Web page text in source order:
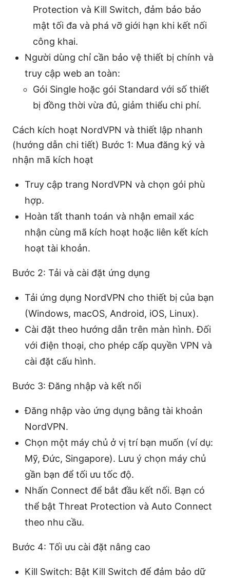
Protection và Kill Switch, đảm bảo bảo
mật tối đa và phá vỡ giới hạn khi kết nối
công khai.
Người dùng chỉ cần bảo vệ thiết bị chính và
truy cập web an toàn:
Gói Single hoặc gói Standard với số thiết
bị đồng thời vừa đủ, giảm thiểu chi phí.
Cách kích hoạt NordVPN và thiết lập nhanh
(hướng dẫn chi tiết) Bước 1: Mua đăng ký và
nhận mã kích hoạt
Truy cập trang NordVPN và chọn gói phù
hợp.
Hoàn tất thanh toán và nhận email xác
nhận cùng mã kích hoạt hoặc liên kết kích
hoạt tài khoản.
Bước 2: Tải và cài đặt ứng dụng
Tải ứng dụng NordVPN cho thiết bị của bạn
(Windows, macOS, Android, iOS, Linux).
Cài đặt theo hướng dẫn trên màn hình. Đối
với điện thoại, cho phép cấp quyền VPN và
cài đặt cấu hình.
Bước 3: Đăng nhập và kết nối
Đăng nhập vào ứng dụng bằng tài khoản
NordVPN.
Chọn một máy chủ ở vị trí bạn muốn (ví dụ:
Mỹ, Đức, Singapore). Lưu ý chọn máy chủ
gần bạn để tối ưu tốc độ.
Nhấn Connect để bắt đầu kết nối. Bạn có
thể bật Threat Protection và Auto Connect
theo nhu cầu.
Bước 4: Tối ưu cài đặt nâng cao
Kill Switch: Bật Kill Switch để đảm bảo dữ